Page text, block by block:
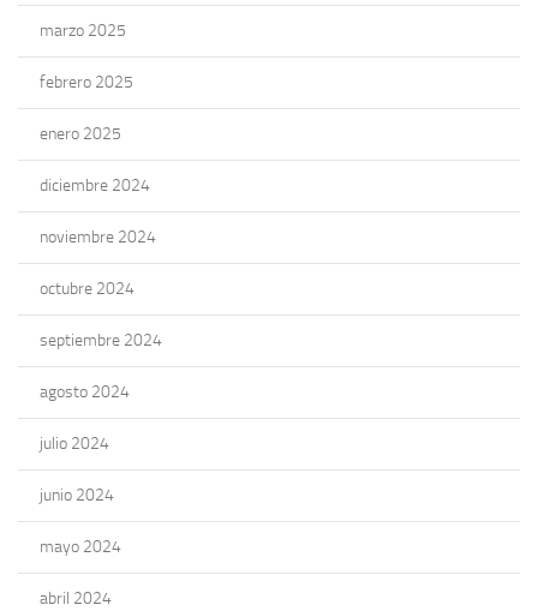
marzo 2025
febrero 2025
enero 2025
diciembre 2024
noviembre 2024
octubre 2024
septiembre 2024
agosto 2024
julio 2024
junio 2024
mayo 2024
abril 2024